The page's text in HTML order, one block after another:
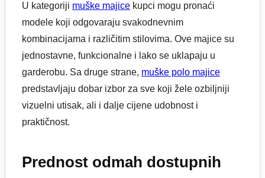
U kategoriji muške majice kupci mogu pronaći
modele koji odgovaraju svakodnevnim
kombinacijama i različitim stilovima. Ove majice su
jednostavne, funkcionalne i lako se uklapaju u
garderobu. Sa druge strane, muške polo majice
predstavljaju dobar izbor za sve koji žele ozbiljniji
vizuelni utisak, ali i dalje cijene udobnost i
praktičnost.
Prednost odmah dostupnih